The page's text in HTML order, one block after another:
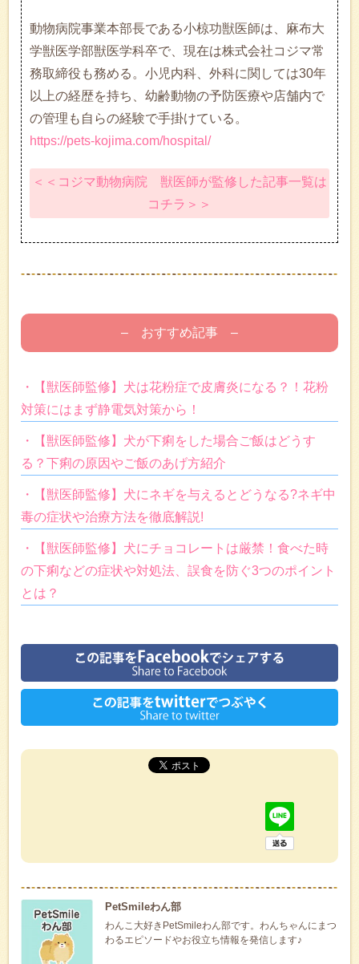
動物病院事業本部長である小椋功獣医師は、麻布大
学獣医学部獣医学科卒で、現在は株式会社コジマ常
務取締役も務める。小児内科、外科に関しては30年
以上の経歴を持ち、幼齢動物の予防医療や店舗内で
の管理も自らの経験で手掛けている。
https://pets-kojima.com/hospital/
＜＜コジマ動物病院 獣医師が監修した記事一覧は
コチラ＞＞
– おすすめ記事 –
・【獣医師監修】犬は花粉症で皮膚炎になる？！花粉
対策にはまず静電気対策から！
・【獣医師監修】犬が下痢をした場合ご飯はどうす
る？下痢の原因やご飯のあげ方紹介
・【獣医師監修】犬にネギを与えるとどうなる?ネギ中
毒の症状や治療方法を徹底解説!
・【獣医師監修】犬にチョコレートは厳禁！食べた時
の下痢などの症状や対処法、誤食を防ぐ3つのポイント
とは？
PetSmileわん部
わんこ大好きPetSmileわん部です。わんちゃんにまつ
わるエピソードやお役立ち情報を発信します♪